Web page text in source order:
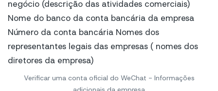
Verificar uma conta oficial do WeChat - Informações